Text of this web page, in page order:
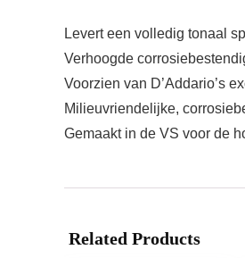
Levert een volledig tonaal
Verhoogde
Voorzien van D’Addario’s
Milieuvriendelijke,
Gemaakt in de VS voor de
Related Products